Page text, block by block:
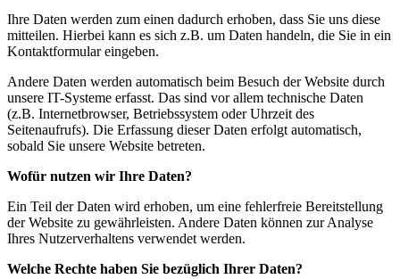
Ihre Daten werden zum einen dadurch erhoben, dass Sie uns diese
mitteilen. Hierbei kann es sich z.B. um Daten handeln, die Sie in ein
Kontaktformular eingeben.
Andere Daten werden automatisch beim Besuch der Website durch
unsere IT-Systeme erfasst. Das sind vor allem technische Daten
(z.B. Internetbrowser, Betriebssystem oder Uhrzeit des
Seitenaufrufs). Die Erfassung dieser Daten erfolgt automatisch,
sobald Sie unsere Website betreten.
Wofür nutzen wir Ihre Daten?
Ein Teil der Daten wird erhoben, um eine fehlerfreie Bereitstellung
der Website zu gewährleisten. Andere Daten können zur Analyse
Ihres Nutzerverhaltens verwendet werden.
Welche Rechte haben Sie bezüglich Ihrer Daten?